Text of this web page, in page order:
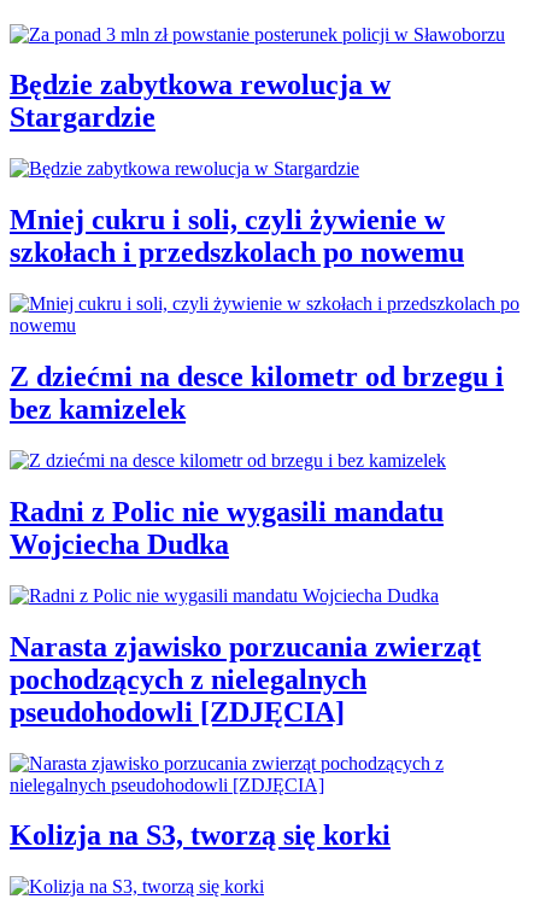
Będzie zabytkowa rewolucja w
Stargardzie
Mniej cukru i soli, czyli żywienie w
szkołach i przedszkolach po nowemu
Z dziećmi na desce kilometr od brzegu i
bez kamizelek
Radni z Polic nie wygasili mandatu
Wojciecha Dudka
Narasta zjawisko porzucania zwierząt
pochodzących z nielegalnych
pseudohodowli [ZDJĘCIA]
Kolizja na S3, tworzą się korki